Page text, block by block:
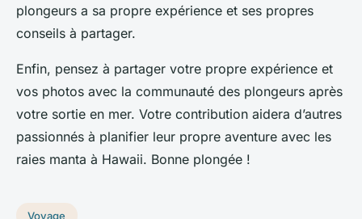
plongeurs a sa propre expérience et ses propres
conseils à partager.
Enfin, pensez à partager votre propre expérience et
vos photos avec la communauté des plongeurs après
votre sortie en mer. Votre contribution aidera d’autres
passionnés à planifier leur propre aventure avec les
raies manta à Hawaii. Bonne plongée !
Voyage